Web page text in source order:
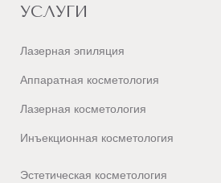
УСЛУГИ
Лазерная эпиляция
Аппаратная косметология
Лазерная косметология
Инъекционная косметология
Эстетическая косметология